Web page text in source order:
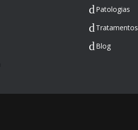
Patologias
Tratamentos
Blog